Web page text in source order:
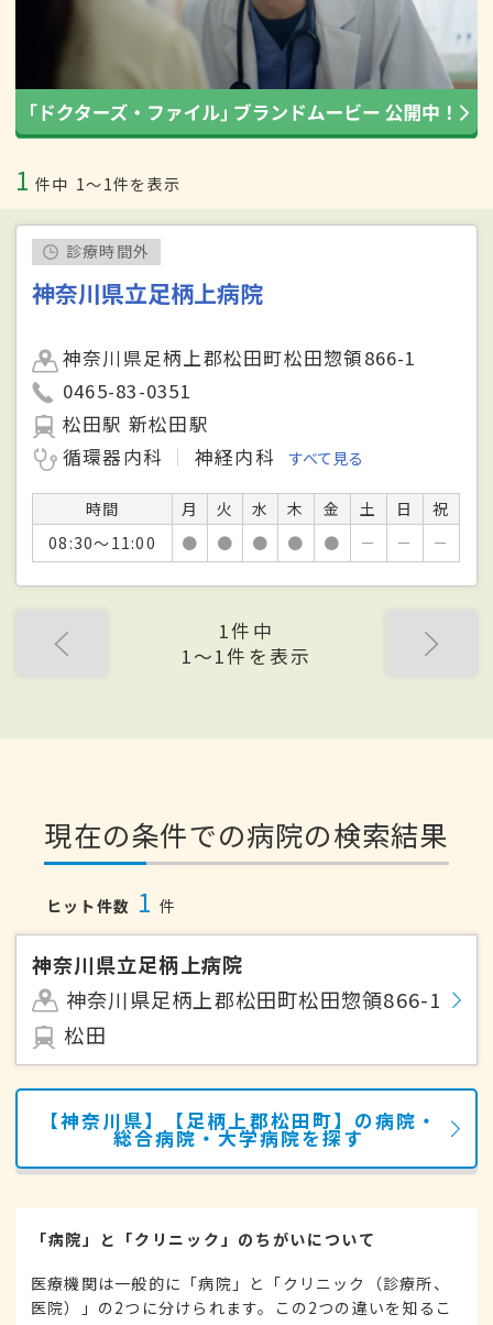
1 件中 1〜1件を表示
診療時間外
神奈川県立足柄上病院
神奈川県足柄上郡松田町松田惣領866-1
0465-83-0351
松田駅 新松田駅
循環器内科
神経内科 すべて見る
時間 月 火 水 木 金 土 日
祝
08:30～11:00
● ● ● ● ● － － －
1件中
1〜1件を表示
現在の条件での病院の検索結果
ヒット件数 1 件
神奈川県立足柄上病院
神奈川県足柄上郡松田町松田惣領866-1
松田
【神奈川県】【足柄上郡松田町】の病院・
総合病院・大学病院を探す
「病院」と「クリニック」のちがいについて
医療機関は一般的に「病院」と「クリニック（診療所、
医院）」の2つに分けられます。この2つの違いを知るこ